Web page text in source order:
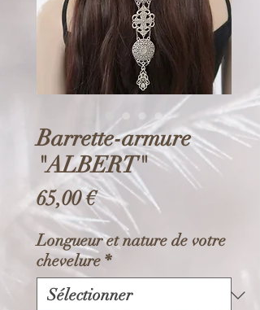
Barrette-armure
"ALBERT"
65,00 €Prix
Longueur et nature de votre
chevelure *